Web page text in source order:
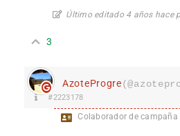
Último editado 4 años hace
3
AzoteProgre
#2223178
Colaborador de campaña